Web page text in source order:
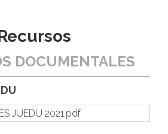
DOCUMENTALES
JUEDU 2021.pdf